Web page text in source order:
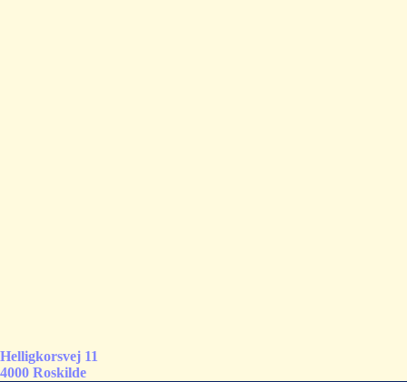
Helligkorsvej 11
4000 Roskilde